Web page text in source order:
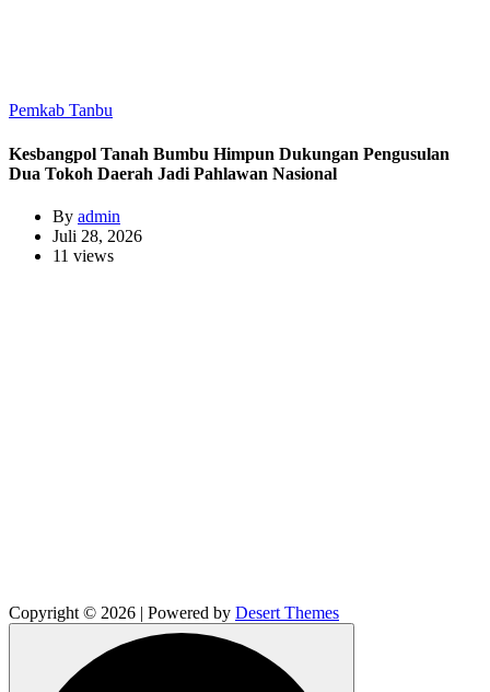
Pemkab Tanbu
Kesbangpol Tanah Bumbu Himpun Dukungan Pengusulan
Dua Tokoh Daerah Jadi Pahlawan Nasional
By admin
Juli 28, 2026
11 views
Copyright © 2026 | Powered by Desert Themes